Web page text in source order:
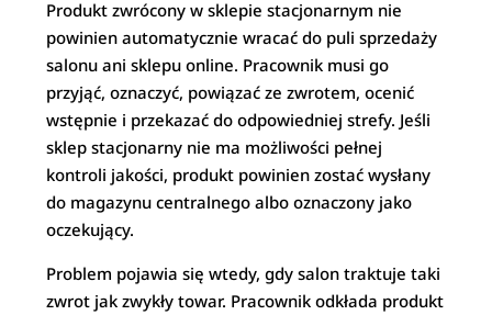
Produkt zwrócony w sklepie stacjonarnym nie
powinien automatycznie wracać do puli sprzedaży
salonu ani sklepu online. Pracownik musi go
przyjąć, oznaczyć, powiązać ze zwrotem, ocenić
wstępnie i przekazać do odpowiedniej strefy. Jeśli
sklep stacjonarny nie ma możliwości pełnej
kontroli jakości, produkt powinien zostać wysłany
do magazynu centralnego albo oznaczony jako
oczekujący.
Problem pojawia się wtedy, gdy salon traktuje taki
zwrot jak zwykły towar. Pracownik odkłada produkt